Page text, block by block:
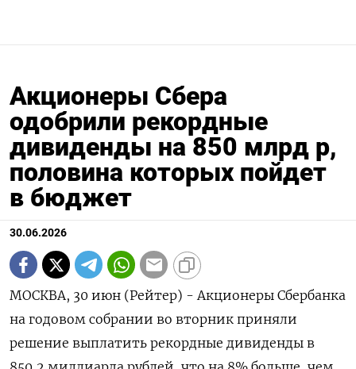
Акционеры Сбера
одобрили рекордные
дивиденды на 850 млрд р,
половина которых пойдет
в бюджет
30.06.2026
МОСКВА, 30 июн (Рейтер) - Акционеры Сбербанка
на годовом собрании во вторник приняли
решение выплатить рекордные дивиденды в